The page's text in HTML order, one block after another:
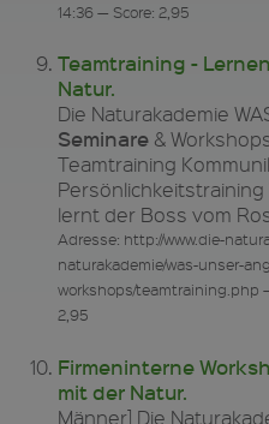
14:36 — Score: 2,95
Teamtraining -
Natur.
Die Naturakademie
Seminare&
Teamtraining
lernt der Boss vom
Adresse: http://www.die-
naturakademie/was-unser-
workshops/teamtraining.php
2,95
Firmeninterne
mit der Natur.
Männer] Die